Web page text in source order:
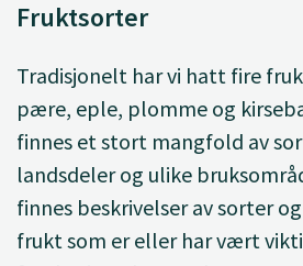
Fruktsorter
Tradisjonelt har vi hatt fire
pære, eple, plomme og
finnes et stort mangfold av
landsdeler og ulike
finnes beskrivelser av sorter
frukt som er eller har vært